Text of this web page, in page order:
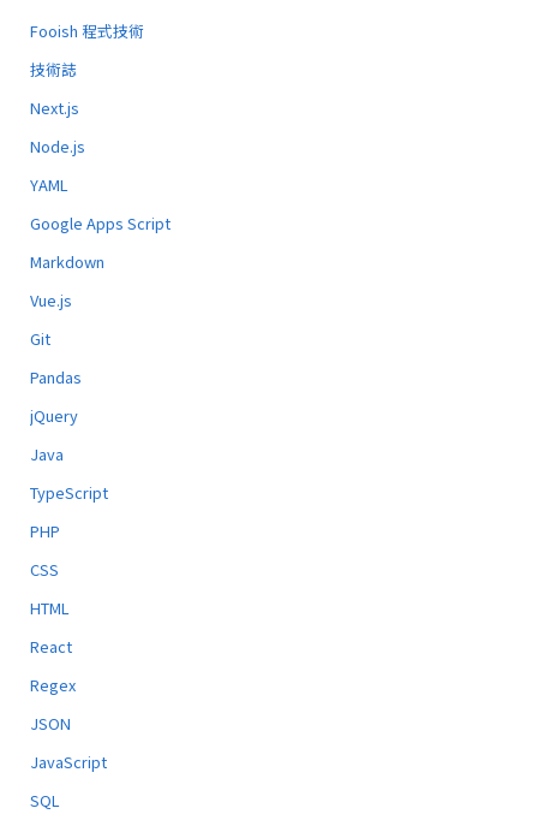
Fooish 程式技術
技術誌
Next.js
Node.js
YAML
Google Apps Script
Markdown
Vue.js
Git
Pandas
jQuery
Java
TypeScript
PHP
CSS
HTML
React
Regex
JSON
JavaScript
SQL